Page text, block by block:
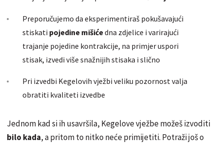
Preporučujemo da eksperimentiraš pokušavajući
stiskati pojedine mišićedna zdjelice i varirajući
trajanje pojedine kontrakcije, na primjer uspori
stisak, izvedi više snažnijih stisaka i slično
Pri izvedbi Kegelovih vježbi veliku pozornost valja
obratiti kvaliteti izvedbe
Jednom kad si ih usavršila, Kegelove vježbe možeš izvoditi
bilo kada, a pritom to nitko neće primijetiti. Potraži još o